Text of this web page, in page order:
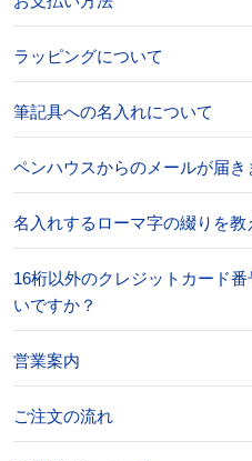
ラッピングについて
筆記具への名入れについて
ペンハウスからのメールが届き
名入れするローマ字の綴りを教
16桁以外のクレジットカード
いですか？
営業案内
ご注文の流れ